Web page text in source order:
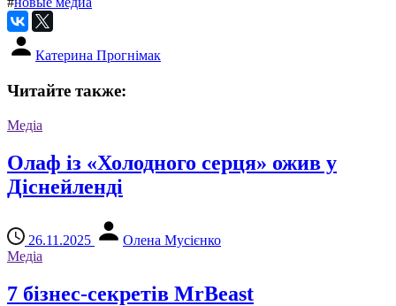
Катерина Прогнімак
Читайте также:
Медіа
Олаф із «Холодного серця» ожив у
Діснейленді
26.11.2025
Олена Мусієнко
Медіа
7 бізнес-секретів MrBeast